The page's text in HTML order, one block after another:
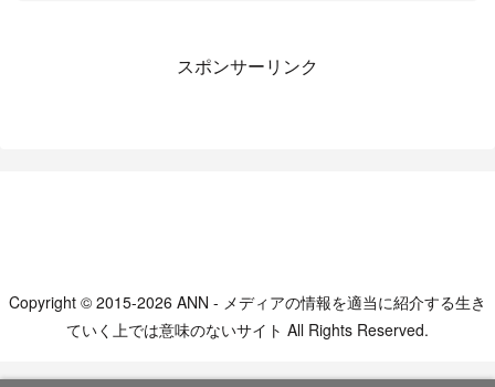
スポンサーリンク
Copyright © 2015-2026 ANN - メディアの情報を適当に紹介する生き
ていく上では意味のないサイト All Rights Reserved.